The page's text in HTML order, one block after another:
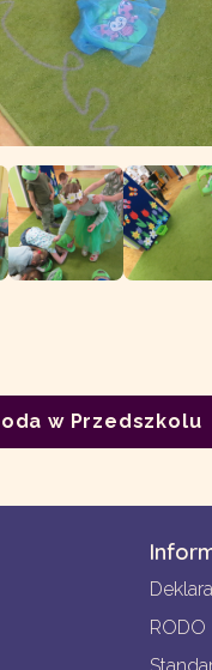
w Przedszkolu
RODO